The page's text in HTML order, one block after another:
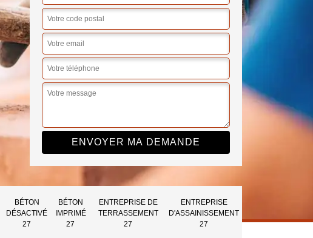
BÉTON
DÉSACTIVÉ
27
BÉTON
IMPRIMÉ
27
ENTREPRISE DE
TERRASSEMENT
27
ENTREPRISE
D'ASSAINISSEMENT
27